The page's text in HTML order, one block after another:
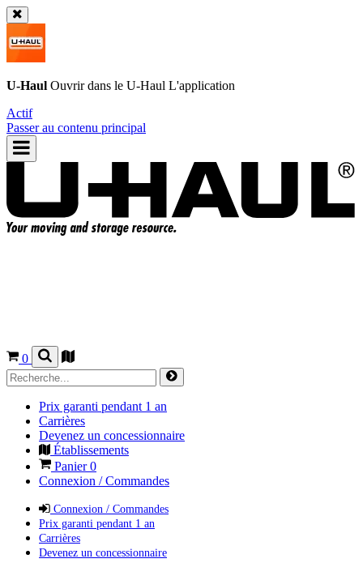
U-Haul Ouvrir dans le U-Haul L'application
Actif
Passer au contenu principal
0
Prix garanti pendant 1 an
Carrières
Devenez un concessionnaire
Établissements
Panier0
Connexion / Commandes
Connexion / Commandes
Prix garanti pendant 1 an
Carrières
Devenez un concessionnaire